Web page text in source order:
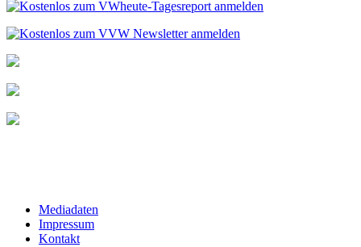
Mediadaten
Impressum
Kontakt